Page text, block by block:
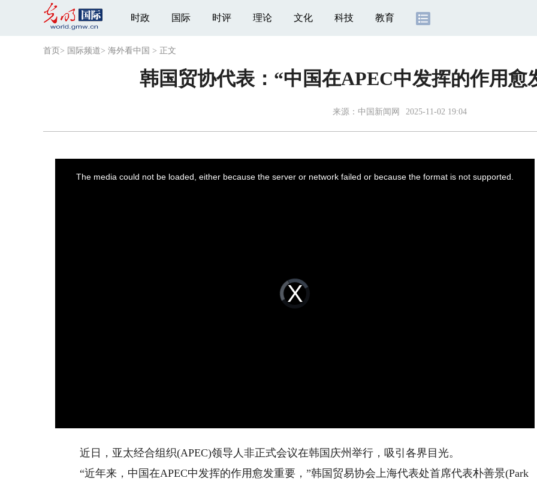
时政 国际 时评 理论 文化 科技 教育
首页 > 国际频道> 海外看中国 > 正文
韩国贸协代表：“中国在APEC中发挥的作用愈
来源： 中国新闻网 2025-11-02 19:04
Video
Player
is
loading.
The media could not be loaded, either because the server or network failed or because the format is not supported.
近日，亚太经合组织(APEC)领导人非正式会议在韩国庆州举行，吸引各界目光。
“近年来，中国在APEC中发挥的作用愈发重要，”韩国贸易协会上海代表处首席代表朴善景(Park